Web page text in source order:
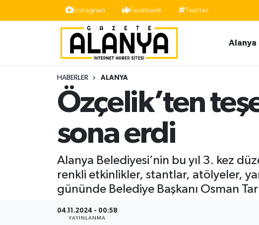
İnstagram Facebook Twitter
Alanya
HABERLER ALANYA
Özçelik’ten
sona erdi
Alanya Belediyesi’nin bu yıl 3. kez
renkli etkinlikler, stantlar, atölyeler,
gününde Belediye Başkanı Osman
04.11.2024 - 00:58
YAYINLANMA
Ekonomi
Gazipaşa
İstanbul Nöbetçi Eczaneler
İstanbul Hava Durumu
İstanbul Trafik Yoğunluk Haritası
Süper Lig Puan Durumu ve Fikstür
Tüm Manşetler
Son Dakika Haberleri
Haber Arşivi